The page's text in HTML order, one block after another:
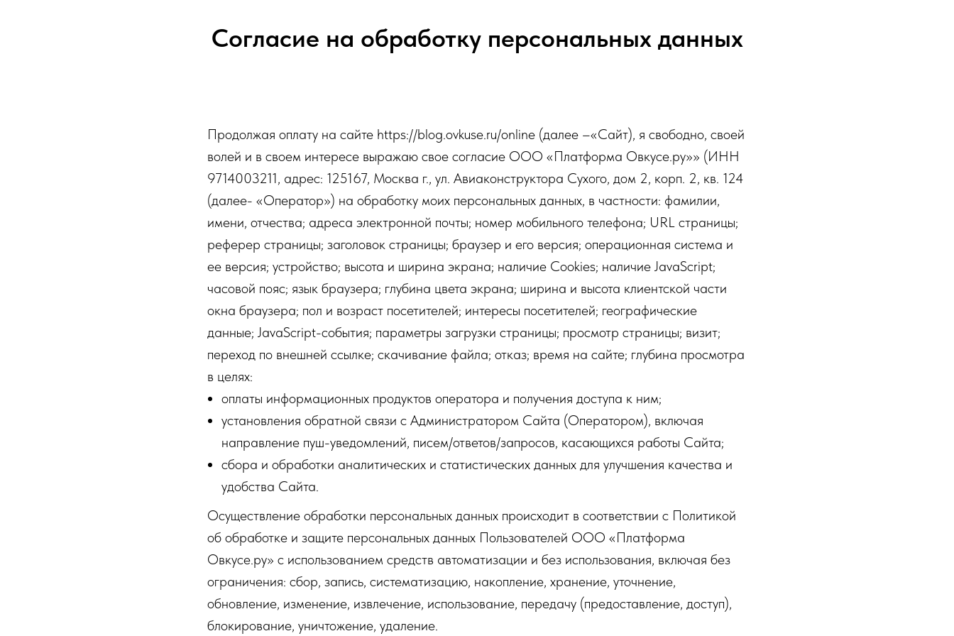
Согласие на обработку персональных данных
Продолжая оплату на сайте https://blog.ovkuse.ru/online (далее –«Сайт), я свободно, своей
волей и в своем интересе выражаю свое согласие ООО «Платформа Овкусе.ру»» (ИНН
9714003211, адрес: 125167, Москва г., ул. Авиаконструктора Сухого, дом 2, корп. 2, кв. 124
(далее- «Оператор») на обработку моих персональных данных, в частности: фамилии,
имени, отчества; адреса электронной почты; номер мобильного телефона; URL страницы;
реферер страницы; заголовок страницы; браузер и его версия; операционная система и
ее версия; устройство; высота и ширина экрана; наличие Cookies; наличие JavaScript;
часовой пояс; язык браузера; глубина цвета экрана; ширина и высота клиентской части
окна браузера; пол и возраст посетителей; интересы посетителей; географические
данные; JavaScript-события; параметры загрузки страницы; просмотр страницы; визит;
переход по внешней ссылке; скачивание файла; отказ; время на сайте; глубина просмотра
в целях:
оплаты информационных продуктов оператора и получения доступа к ним;
установления обратной связи с Администратором Сайта (Оператором), включая
направление пуш-уведомлений, писем/ответов/запросов, касающихся работы Сайта;
сбора и обработки аналитических и статистических данных для улучшения качества и
удобства Сайта.
Осуществление обработки персональных данных происходит в соответствии с Политикой
об обработке и защите персональных данных Пользователей ООО «Платформа
Овкусе.ру» с использованием средств автоматизации и без использования, включая без
ограничения: сбор, запись, систематизацию, накопление, хранение, уточнение,
обновление, изменение, извлечение, использование, передачу (предоставление, доступ),
блокирование, уничтожение, удаление.